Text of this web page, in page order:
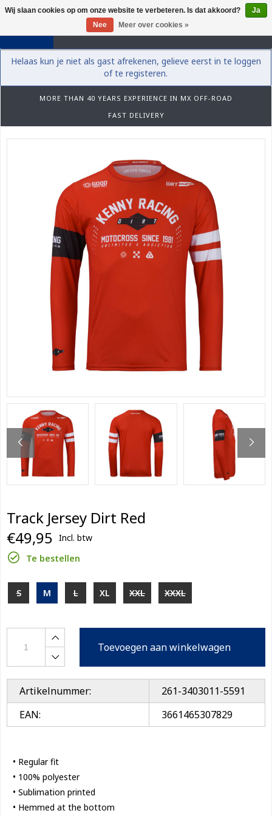
0
Helaas kun je niet als gast afrekenen, gelieve eerst in te loggen
of te registeren.
MORE THAN 40 YEARS EXPERIENCE IN MX OFF-ROAD
FAST DELIVERY
Track Jersey Dirt Red
€49,95 Incl. btw
Te bestellen
S M L XL XXL XXXL
Toevoegen aan winkelwagen
Artikelnummer:
261-3403011-5591
EAN:
3661465307829
• Regular fit
• 100% polyester
• Sublimation printed
• Hemmed at the bottom
Wij slaan cookies op om onze website te verbeteren. Is dat akkoord?
Ja
Nee
Meer over cookies »